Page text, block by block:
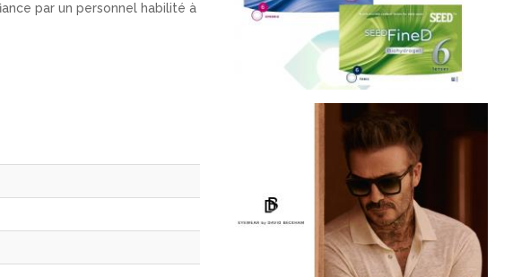
par un personnel habilité à